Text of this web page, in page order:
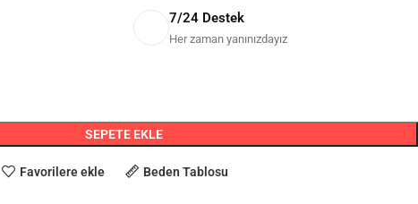
7/24 Destek
Her zaman yanınızdayız
SEPETE EKLE
Favorilere ekle Beden Tablosu